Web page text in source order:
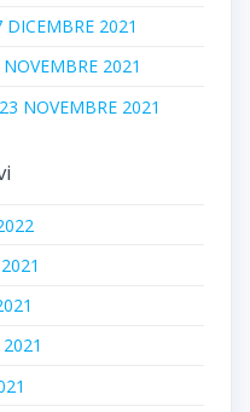
2021
2021
NOVEMBRE 2021